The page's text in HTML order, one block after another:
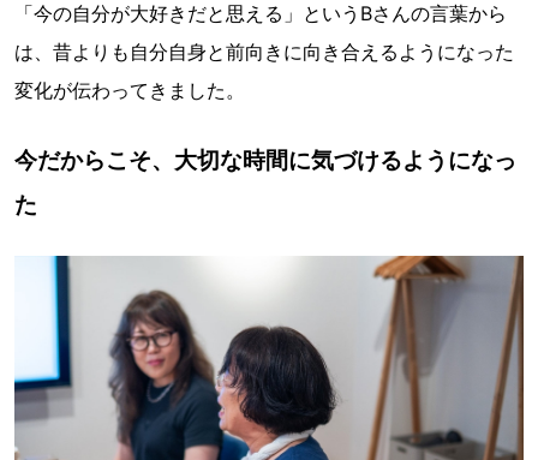
「今の自分が大好きだと思える」というBさんの言葉から
は、昔よりも自分自身と前向きに向き合えるようになった
変化が伝わってきました。
今だからこそ、大切な時間に気づけるようになっ
た